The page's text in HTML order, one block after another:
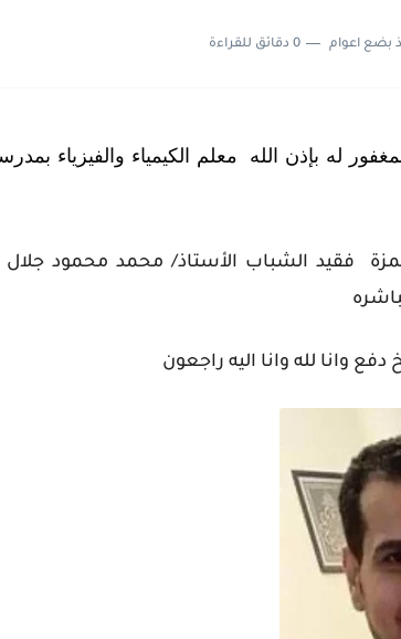
بضع اعوام 0 دقائق للقراءة
حمزة فقيد الشباب الأستاذ/ محمد محمود
دفع وانا لله وانا اليه راجعون